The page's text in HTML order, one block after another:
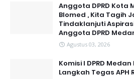
Anggota DPRD Kota
Blomed , Kita Tagih
Tindaklanjuti
Anggota DPRD
Agustus 03, 2026
Komisi I DPRD
Langkah Tegas APH